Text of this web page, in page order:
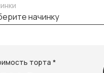
начинку
торта *